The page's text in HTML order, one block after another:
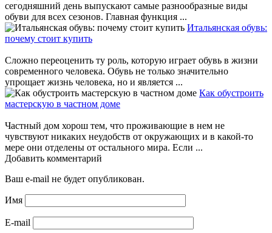
сегодняшний день выпускают самые разнообразные виды
обуви для всех сезонов. Главная функция ...
Итальянская обувь:
почему стоит купить
Сложно переоценить ту роль, которую играет обувь в жизни
современного человека. Обувь не только значительно
упрощает жизнь человека, но и является ...
Как обустроить
мастерскую в частном доме
Частный дом хорош тем, что проживающие в нем не
чувствуют никаких неудобств от окружающих и в какой-то
мере они отделены от остального мира. Если ...
Добавить комментарий
Ваш e-mail не будет опубликован.
Имя
E-mail